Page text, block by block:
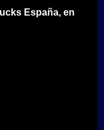
España, en